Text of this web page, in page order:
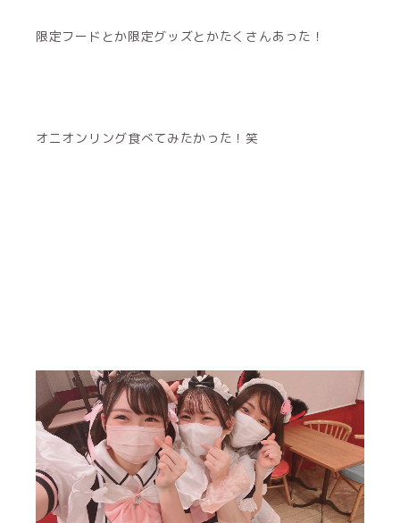
限定フードとか限定グッズとかたくさんあった！
オニオンリング食べてみたかった！笑